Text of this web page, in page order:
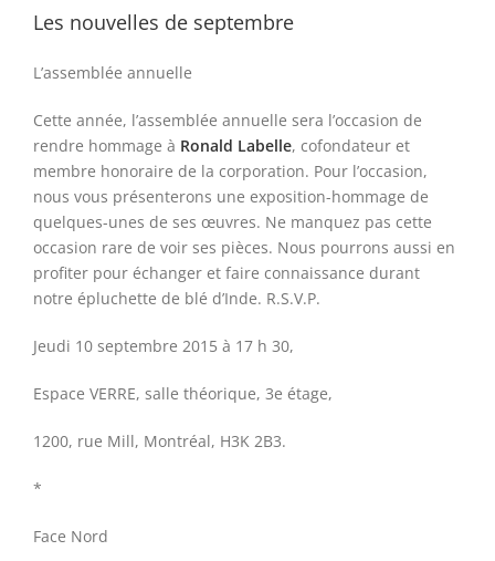
l'image
Les nouvelles de septembre
L’assemblée annuelle
Cette année, l’assemblée annuelle sera l’occasion de
rendre hommage à Ronald Labelle, cofondateur et
membre honoraire de la corporation. Pour l’occasion,
nous vous présenterons une exposition-hommage de
quelques-unes de ses œuvres. Ne manquez pas cette
occasion rare de voir ses pièces. Nous pourrons aussi en
profiter pour échanger et faire connaissance durant
notre épluchette de blé d’Inde. R.S.V.P.
Jeudi 10 septembre 2015 à 17 h 30,
Espace VERRE, salle théorique, 3e étage,
1200, rue Mill, Montréal, H3K 2B3.
*
Face Nord